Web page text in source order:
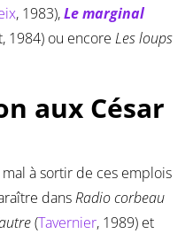
, 1983),Le marginal
1984) ou encore Les loups
aux César
à sortir de ces emplois
dansRadio corbeau
(Tavernier, 1989) et